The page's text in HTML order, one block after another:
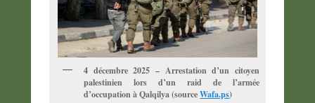
4 décembre 2025 – Arrestation d’un citoyen
palestinien lors d’un raid de l’armée
d’occupation à Qalqilya (sourceWafa.ps)